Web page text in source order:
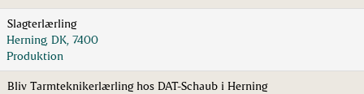
Slagterlærling
Herning, DK, 7400
Produktion
Bliv Tarmteknikerlærling hos DAT-Schaub i Herning